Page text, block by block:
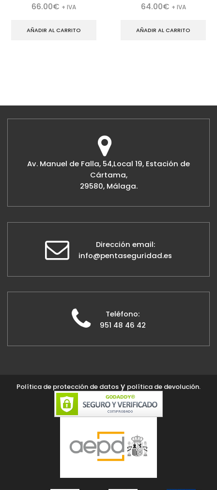
66.00€ + IVA
AÑADIR AL CARRITO
64.00€ + IVA
AÑADIR AL CARRITO
Av. Manuel de Falla, 54,Local 19, Estación de
Cártama,
29580, Málaga.
Dirección email:
info@pentaseguridad.es
Teléfono:
951 48 46 42
Política de protección de datos y política de devolución.